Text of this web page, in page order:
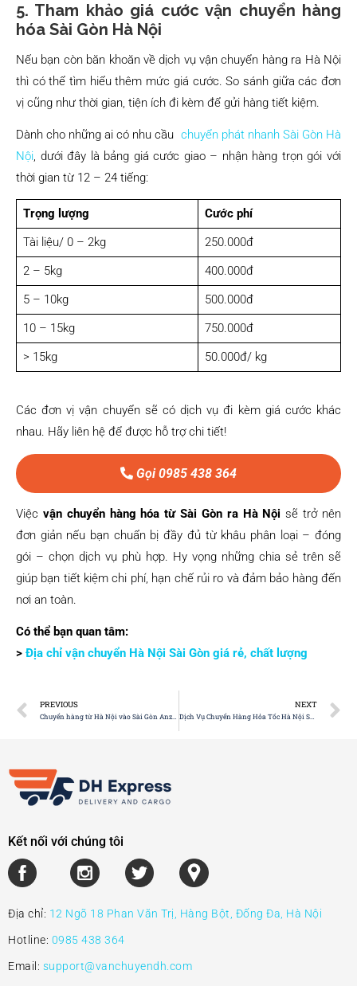
5. Tham khảo giá cước vận chuyển hàng
hóa Sài Gòn Hà Nội
Nếu bạn còn băn khoăn về dịch vụ vận chuyển hàng ra Hà Nội
thì có thể tìm hiểu thêm mức giá cước. So sánh giữa các đơn
vị cũng như thời gian, tiện ích đi kèm để gửi hàng tiết kiệm.
Dành cho những ai có nhu cầu chuyển phát nhanh Sài Gòn Hà
Nội, dưới đây là bảng giá cước giao – nhận hàng trọn gói với
thời gian từ 12 – 24 tiếng:
Trọng lượng
Cước phí
Tài liệu/ 0 – 2kg
250.000đ
2 – 5kg
400.000đ
5 – 10kg
500.000đ
10 – 15kg
750.000đ
> 15kg
50.000đ/ kg
Các đơn vị vận chuyển sẽ có dịch vụ đi kèm giá cước khác
nhau. Hãy liên hệ để được hỗ trợ chi tiết!
Gọi 0985 438 364
Việc vận chuyển hàng hóa từ Sài Gòn ra Hà Nội sẽ trở nên
đơn giản nếu bạn chuẩn bị đầy đủ từ khâu phân loại – đóng
gói – chọn dịch vụ phù hợp. Hy vọng những chia sẻ trên sẽ
giúp bạn tiết kiệm chi phí, hạn chế rủi ro và đảm bảo hàng đến
nơi an toàn.
Có thể bạn quan tâm:
> Địa chỉ vận chuyển Hà Nội Sài Gòn giá rẻ, chất lượng
PREVIOUS
Chuyển hàng từ Hà Nội vào Sài Gòn Anzen: Chi tiết từ A-Z
NEXT
Dịch Vụ Chuyển Hàng Hỏa Tốc Hà Nội Sài Gòn – Giao Nhanh Trong 24H
Kết nối với chúng tôi
Địa chỉ: 12 Ngõ 18 Phan Văn Trị, Hàng Bột, Đống Đa, Hà Nội
Hotline: 0985 438 364
Email: support@vanchuyendh.com